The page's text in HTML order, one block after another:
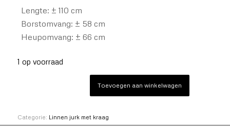
Lengte: ± 110 cm
Borstomvang: ± 58 cm
Heupomvang: ± 66 cm
1 op voorraad
Toevoegen aan winkelwagen
Categorie: Linnen jurk met kraag